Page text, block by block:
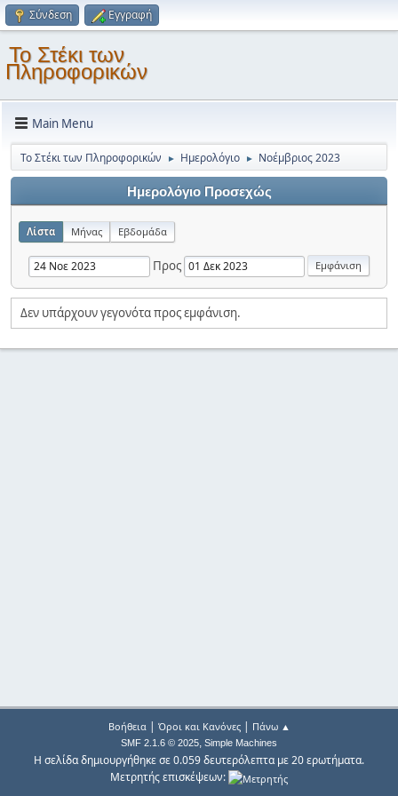
Σύνδεση Εγγραφή
Το Στέκι των
Πληροφορικών
Main Menu
Το Στέκι των Πληροφορικών ► Ημερολόγιο ► Νοέμβριος 2023
Ημερολόγιο Προσεχώς
Λίστα Μήνας Εβδομάδα
Προς
Δεν υπάρχουν γεγονότα προς εμφάνιση.
Βοήθεια| Όροι και Κανόνες| Πάνω ▲
SMF 2.1.6 © 2025, Simple Machines
Η σελίδα δημιουργήθηκε σε 0.059 δευτερόλεπτα με 20 ερωτήματα.
Μετρητής επισκέψεων: